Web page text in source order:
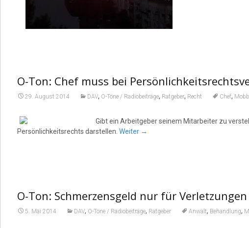
O-Ton: Chef muss bei
29. August 2014 DAV, O-Töne / Radiobeiträge, Ratgeber, Recht Chef,
Gibt ein Arbeitgeber seinem Mitarbeiter zu
Persönlichkeitsrechts darstellen. Weiter →
O-Ton: Schmerzensgeld nur für
5. Mai 2014 DAV, O-Töne / Radiobeiträge, Ratgeber Anwalt, Behandlung,